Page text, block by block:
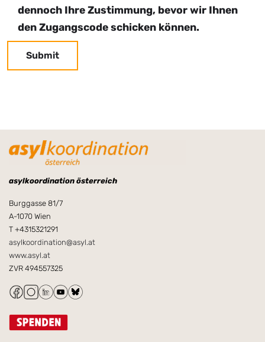
dennoch Ihre Zustimmung, bevor wir Ihnen
den Zugangscode schicken können.
asylkoordination österreich
Burggasse 81/7
A-1070 Wien
T +4315321291
asylkoordination@asyl.at
www.asyl.at
ZVR 494557325